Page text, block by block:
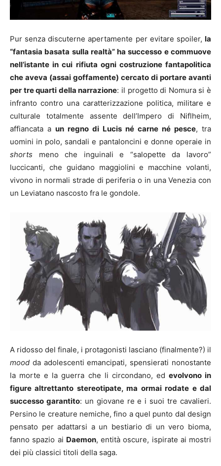
Pur senza discuterne apertamente per evitare spoiler, la
“fantasia basata sulla realtà” ha successo e commuove
nell’istante in cui rifiuta ogni costruzione fantapolitica
che aveva (assai goffamente) cercato di portare avanti
per tre quarti della narrazione: il progetto di Nomura si è
infranto contro una caratterizzazione politica, militare e
culturale totalmente assente dell’Impero di Niflheim,
affiancata a un regno di Lucis né carne né pesce, tra
uomini in polo, sandali e pantaloncini e donne operaie in
shorts meno che inguinali e “salopette da lavoro”
luccicanti, che guidano maggiolini e macchine volanti,
vivono in normali strade di periferia o in una Venezia con
un Leviatano nascosto fra le gondole.
A ridosso del finale, i protagonisti lasciano (finalmente?) il
mood da adolescenti emancipati, spensierati nonostante
la morte e la guerra che li circondano, ed evolvono in
figure altrettanto stereotipate, ma ormai rodate e dal
successo garantito: un giovane re e i suoi tre cavalieri.
Persino le creature nemiche, fino a quel punto dal design
pensato per adattarsi a un bestiario di un vero bioma,
fanno spazio ai Daemon, entità oscure, ispirate ai mostri
dei più classici titoli della saga.